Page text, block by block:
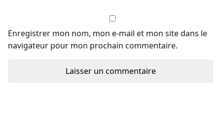
Enregistrer mon nom, mon e-mail et mon site dans le
navigateur pour mon prochain commentaire.